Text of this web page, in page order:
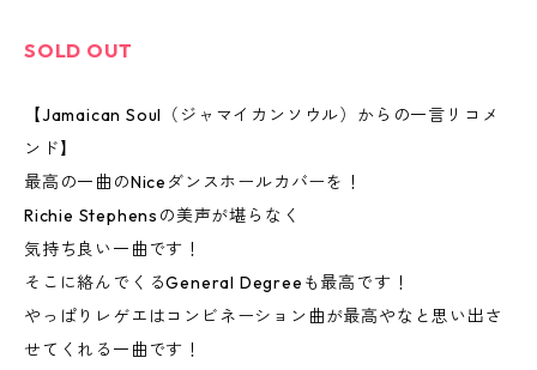
SOLD OUT
【Jamaican Soul（ジャマイカンソウル）からの一言リコメ
ンド】
最高の一曲のNiceダンスホールカバーを！
Richie Stephensの美声が堪らなく
気持ち良い一曲です！
そこに絡んでくるGeneral Degreeも最高です！
やっぱりレゲエはコンビネーション曲が最高やなと思い出さ
せてくれる一曲です！